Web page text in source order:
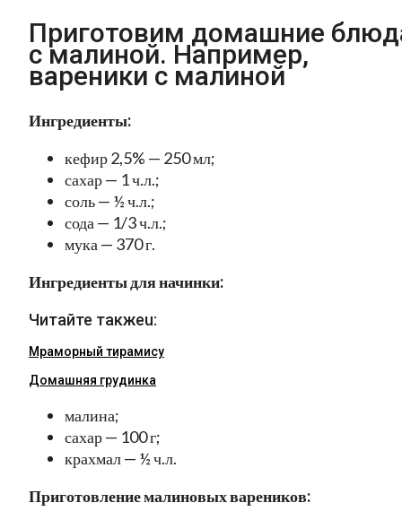
Приготовим домашние
с малиной. Например,
вареники с малиной
Ингредиенты:
кефир 2,5% — 250 мл;
сахар — 1 ч.л.;
соль — ½ ч.л.;
сода — 1/3 ч.л.;
мука — 370 г.
Ингредиенты для начинки:
Читайте такжеu:
Мраморный тирамису
Домашняя грудинка
малина;
сахар — 100 г;
крахмал — ½ ч.л.
Приготовление малиновых вареников: